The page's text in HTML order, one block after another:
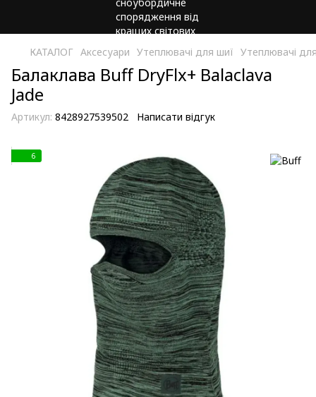
КАТАЛОГ Аксесуари Утеплювачі для шиї Утеплювачі
Балаклава Buff DryFlx+ Balaclava
Jade
Артикул: 8428927539502 Написати відгук
6